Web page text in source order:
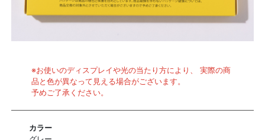
※お使いのディスプレイや光の当たり方により、 実際の商
品と色が異なって見える場合がございます。
予めご了承ください。
カラー